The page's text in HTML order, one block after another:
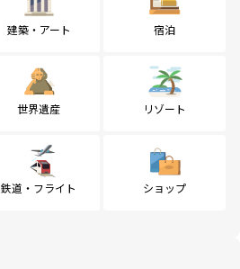
建築・アート 宿泊
世界遺産 リゾート
鉄道・フライト ショップ